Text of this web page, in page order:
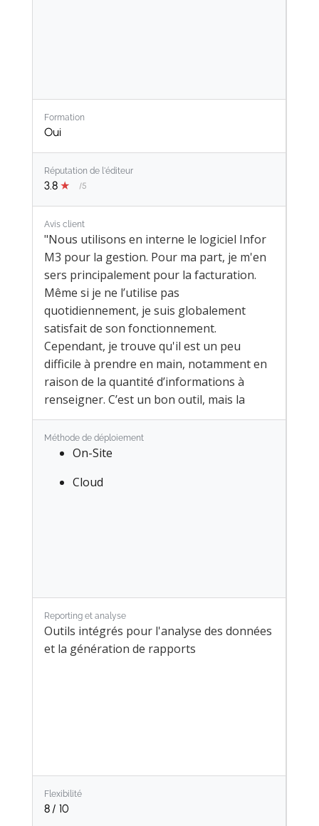
Formation
Oui
Réputation de l'éditeur
3.8 ★ /5
Avis client
"Nous utilisons en interne le logiciel Infor
M3 pour la gestion. Pour ma part, je m'en
sers principalement pour la facturation.
Même si je ne l’utilise pas
quotidiennement, je suis globalement
satisfait de son fonctionnement.
Cependant, je trouve qu'il est un peu
difficile à prendre en main, notamment en
raison de la quantité d’informations à
renseigner. C’est un bon outil, mais la
prise en main est assez complexe, surtout
au début."
Méthode de déploiement
On-Site
Cloud
Reporting et analyse
Outils intégrés pour l'analyse des données
et la génération de rapports
Flexibilité
8 / 10